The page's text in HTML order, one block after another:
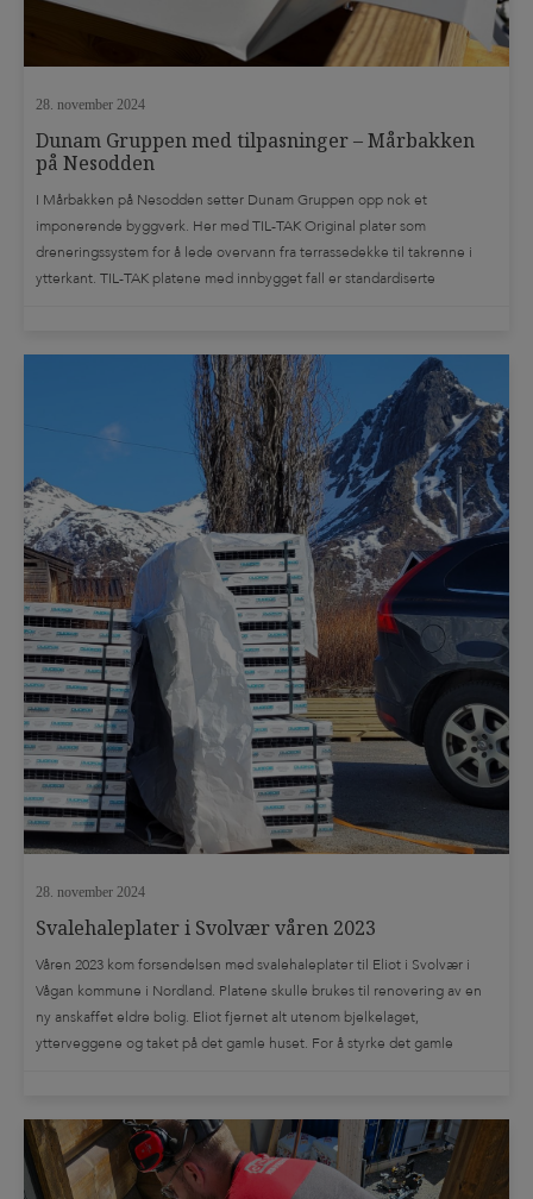
28. november 2024
Dunam Gruppen med tilpasninger – Mårbakken
på Nesodden
I Mårbakken på Nesodden setter Dunam Gruppen opp nok et
imponerende byggverk. Her med TIL-TAK Original plater som
dreneringssystem for å lede overvann fra terrassedekke til takrenne i
ytterkant. TIL-TAK platene med innbygget fall er standardiserte
28. november 2024
Svalehaleplater i Svolvær våren 2023
Våren 2023 kom forsendelsen med svalehaleplater til Eliot i Svolvær i
Vågan kommune i Nordland. Platene skulle brukes til renovering av en
ny anskaffet eldre bolig. Eliot fjernet alt utenom bjelkelaget,
ytterveggene og taket på det gamle huset. For å styrke det gamle